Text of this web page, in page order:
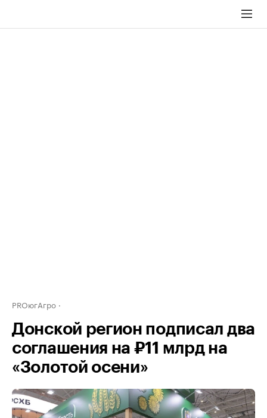
PROюгАгро
Донской регион подписал два
соглашения на ₽11 млрд на
«Золотой осени»